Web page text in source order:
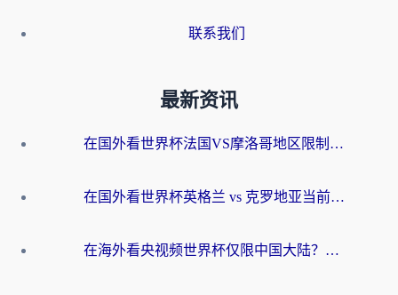
联系我们
最新资讯
在国外看世界杯法国VS摩洛哥地区限制？这篇指南让你流畅看中文解说无压力
在国外看世界杯英格兰 vs 克罗地亚当前地区不可播放？这篇指南帮你搞定所有海外观赛难题
在海外看央视频世界杯仅限中国大陆？这篇指南帮你解锁中文解说+无卡顿直播